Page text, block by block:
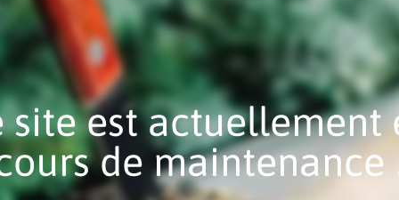
site est actuellement
de maintenance